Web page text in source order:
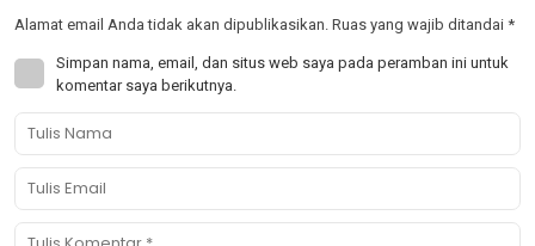
Alamat email Anda tidak akan dipublikasikan. Ruas yang wajib ditandai *
Simpan nama, email, dan situs web saya pada peramban ini untuk
komentar saya berikutnya.